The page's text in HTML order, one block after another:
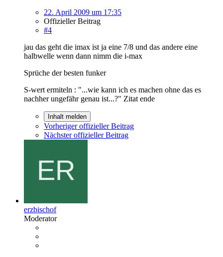
22. April 2009 um 17:35
Offizieller Beitrag
#4
jau das geht die imax ist ja eine 7/8 und das andere eine
halbwelle wenn dann nimm die i-max
Sprüche der besten funker
S-wert ermiteln : "...wie kann ich es machen ohne das es
nachher ungefähr genau ist...?" Zitat ende
Inhalt melden
Vorheriger offizieller Beitrag
Nächster offizieller Beitrag
erzbischof
Moderator